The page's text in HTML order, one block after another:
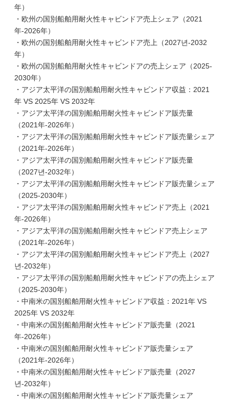
年）
・欧州の国別船舶用耐火性キャビンドア売上シェア（2021
年-2026年）
・欧州の国別船舶用耐火性キャビンドア売上（2027년-2032
年）
・欧州の国別船舶用耐火性キャビンドアの売上シェア（2025-
2030年）
・アジア太平洋の国別船舶用耐火性キャビンドア収益：2021
年 VS 2025年 VS 2032年
・アジア太平洋の国別船舶用耐火性キャビンドア販売量
（2021年-2026年）
・アジア太平洋の国別船舶用耐火性キャビンドア販売量シェア
（2021年-2026年）
・アジア太平洋の国別船舶用耐火性キャビンドア販売量
（2027년-2032年）
・アジア太平洋の国別船舶用耐火性キャビンドア販売量シェア
（2025-2030年）
・アジア太平洋の国別船舶用耐火性キャビンドア売上（2021
年-2026年）
・アジア太平洋の国別船舶用耐火性キャビンドア売上シェア
（2021年-2026年）
・アジア太平洋の国別船舶用耐火性キャビンドア売上（2027
년-2032年）
・アジア太平洋の国別船舶用耐火性キャビンドアの売上シェア
（2025-2030年）
・中南米の国別船舶用耐火性キャビンドア収益：2021年 VS
2025年 VS 2032年
・中南米の国別船舶用耐火性キャビンドア販売量（2021
年-2026年）
・中南米の国別船舶用耐火性キャビンドア販売量シェア
（2021年-2026年）
・中南米の国別船舶用耐火性キャビンドア販売量（2027
년-2032年）
・中南米の国別船舶用耐火性キャビンドア販売量シェア